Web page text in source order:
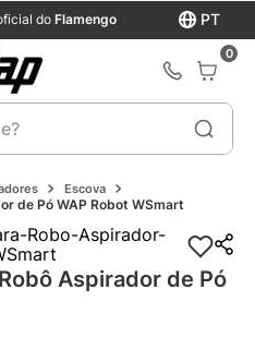
PT
do Flamengo
0
Escova
de Pó WAP Robot WSmart
Aspirador de Pó